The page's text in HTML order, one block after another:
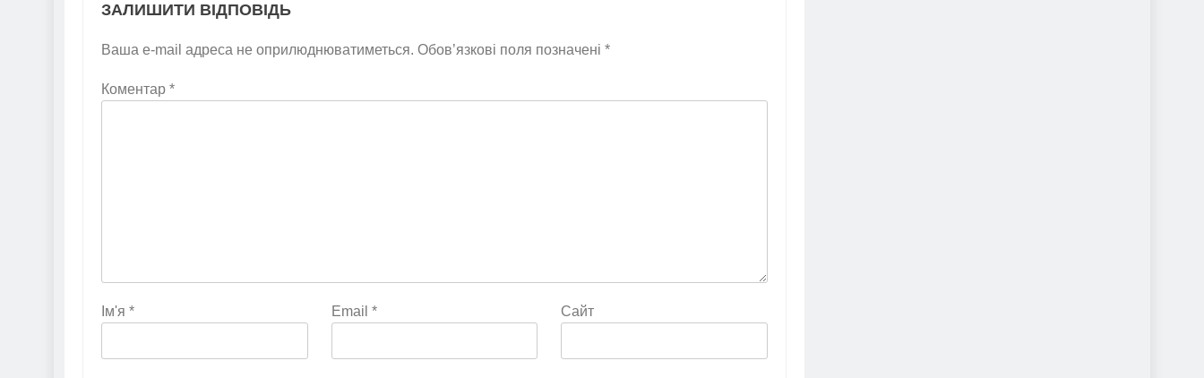
ЗАЛИШИТИ ВІДПОВІДЬ
Ваша e-mail адреса не оприлюднюватиметься. Обов’язкові поля позначені *
Коментар *
Ім'я * Email * Сайт